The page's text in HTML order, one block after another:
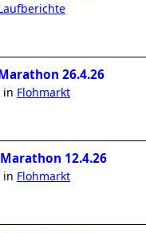
26.4.26
in Flohmarkt
12.4.26
in Flohmarkt